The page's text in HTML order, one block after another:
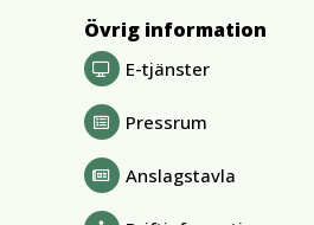
Övrig information
E-tjänster
Pressrum
Anslagstavla